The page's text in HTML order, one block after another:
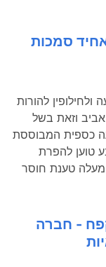
סמכות
להורות
וזאת בשל
עסקינן בתביעה כספית המבוססת
טוען להפרת
בעקבות כך. הנתבעת מעלה טענת חוסר
- חברה